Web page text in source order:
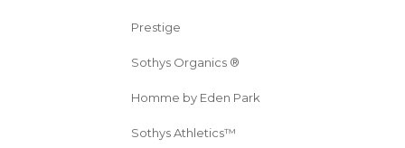
Prestige
Sothys Organics ®
Homme by Eden Park
Sothys Athletics™